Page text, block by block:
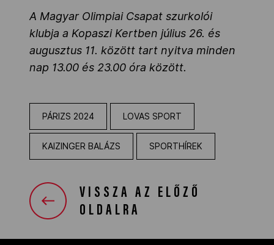
A Magyar Olimpiai Csapat szurkolói
klubja a Kopaszi Kertben július 26. és
augusztus 11. között tart nyitva minden
nap 13.00 és 23.00 óra között.
PÁRIZS 2024 LOVAS SPORT
KAIZINGER BALÁZS SPORTHÍREK
VISSZA AZ ELŐZŐ
OLDALRA